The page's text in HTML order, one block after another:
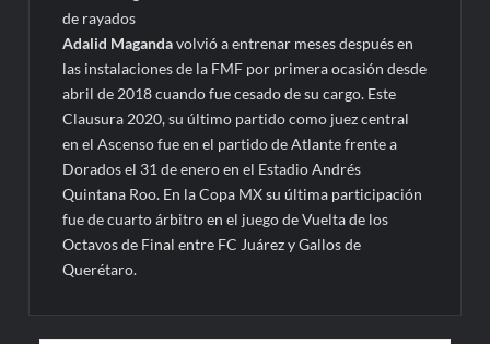
de rayados
Adalid Magandavolvió a entrenar meses después en
las instalaciones de la FMF por primera ocasión desde
abril de 2018 cuando fue cesado de su cargo. Este
Clausura 2020, su último partido como juez central
en el Ascenso fue en el partido de Atlante frente a
Dorados el 31 de enero en el Estadio Andrés
Quintana Roo. En la Copa MX su última participación
fue de cuarto árbitro en el juego de Vuelta de los
Octavos de Final entre FC Juárez y Gallos de
Querétaro.